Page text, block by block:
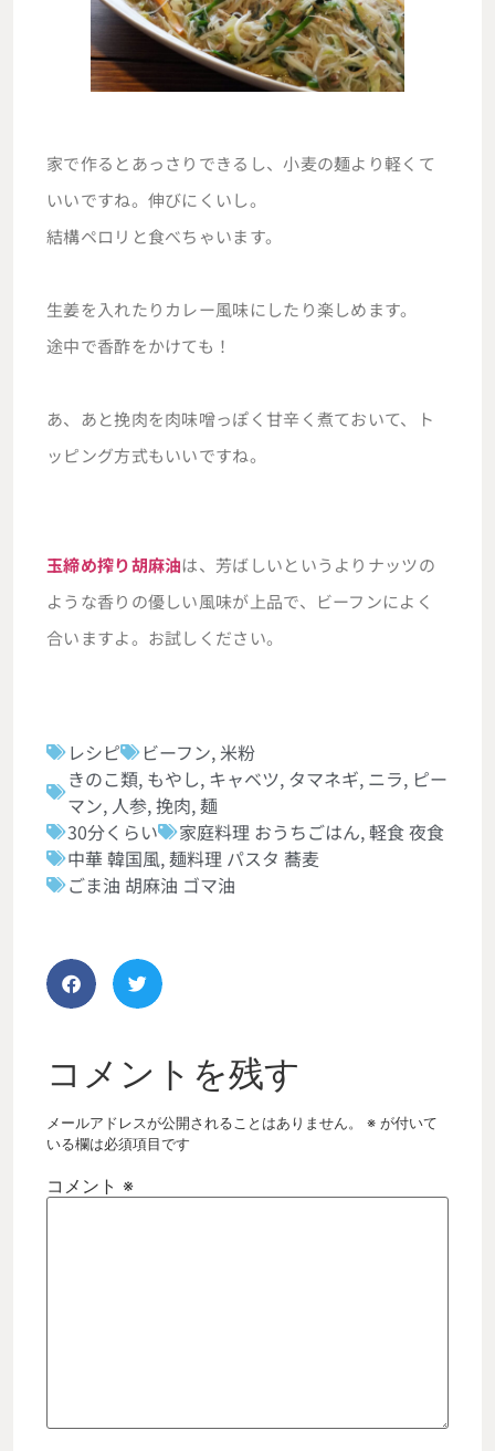
家で作るとあっさりできるし、小麦の麺より軽くて
いいですね。伸びにくいし。
結構ペロリと食べちゃいます。
生姜を入れたりカレー風味にしたり楽しめます。
途中で香酢をかけても！
あ、あと挽肉を肉味噌っぽく甘辛く煮ておいて、ト
ッピング方式もいいですね。
玉締め搾り胡麻油は、芳ばしいというよりナッツの
ような香りの優しい風味が上品で、ビーフンによく
合いますよ。お試しください。
レシピ ビーフン, 米粉
きのこ類, もやし, キャベツ, タマネギ, ニラ, ピー
マン, 人参,挽肉,麺
30分くらい
家庭料理 おうちごはん,軽食 夜食
中華 韓国風,麺料理 パスタ 蕎麦
ごま油 胡麻油 ゴマ油
コメントを残す
メールアドレスが公開されることはありません。 ※ が付いて
いる欄は必須項目です
コメント ※